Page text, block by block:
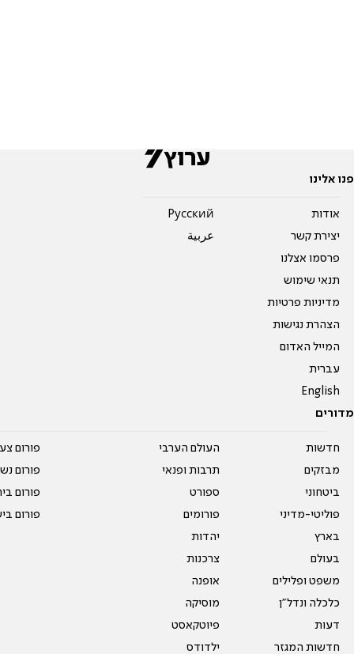
פנו אלינו
אודות
יצירת קשר
פרסמו אצלנו
תנאי שימוש
מדיניות פרטיות
הצהרת נגישות
המייל האדום
עברית
English
Pусский
عربية
מדורים
חדשות
מבזקים
ביטחוני
פוליטי-מדיני
בארץ
בעולם
משפט ופלילים
כלכלה ונדל"ן
דעות
חדשות המגזר
העולם הערבי
תרבות ופנאי
ספורט
פורומים
יהדות
צרכנות
אופנה
מוסיקה
פיוטקאסט
ילדודס
פורום
פורום
פורום
פורום